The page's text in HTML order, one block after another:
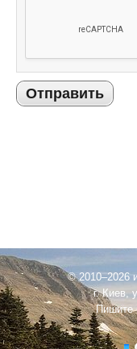
Отправить
© 2010–2026
г. Киев,
Пишите